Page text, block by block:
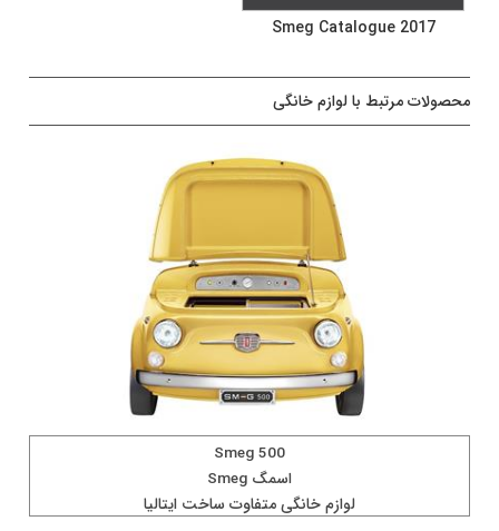
Smeg Catalogue 2017
محصولات مرتبط با لوازم خانگی
Smeg 500
اسمگ Smeg
لوازم خانگی متفاوت ساخت ايتاليا